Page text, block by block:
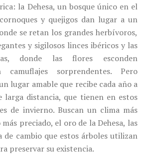
la Dehesa, un bosque único en el
y quejigos dan lugar a un
se retan los grandes herbívoros,
y sigilosos linces ibéricos y las
donde las flores esconden
camuflajes sorprendentes. Pero
lugar amable que recibe cada año a
larga distancia, que tienen en estos
de invierno. Buscan un clima más
preciado, el oro de la Dehesa, las
de cambio que estos árboles utilizan
preservar su existencia.